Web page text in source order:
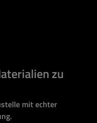
zu
mit echter